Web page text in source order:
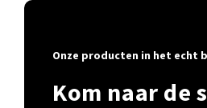
Onze producten in het echt
Kom naar de